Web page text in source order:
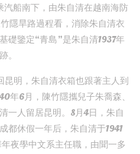
汽船南下，由朱自清在越南海防
隱旱路過程看，消除朱自清衣
礎鑒定“青島”是朱自清1937年
。
昆明，朱自清衣箱也跟著主人到
年6月，陳竹隱攜兒子朱喬森、
一人留居昆明。8月4日，朱自
都休假一年后，朱自清于1941
夜學中文系主任職，由聞一多